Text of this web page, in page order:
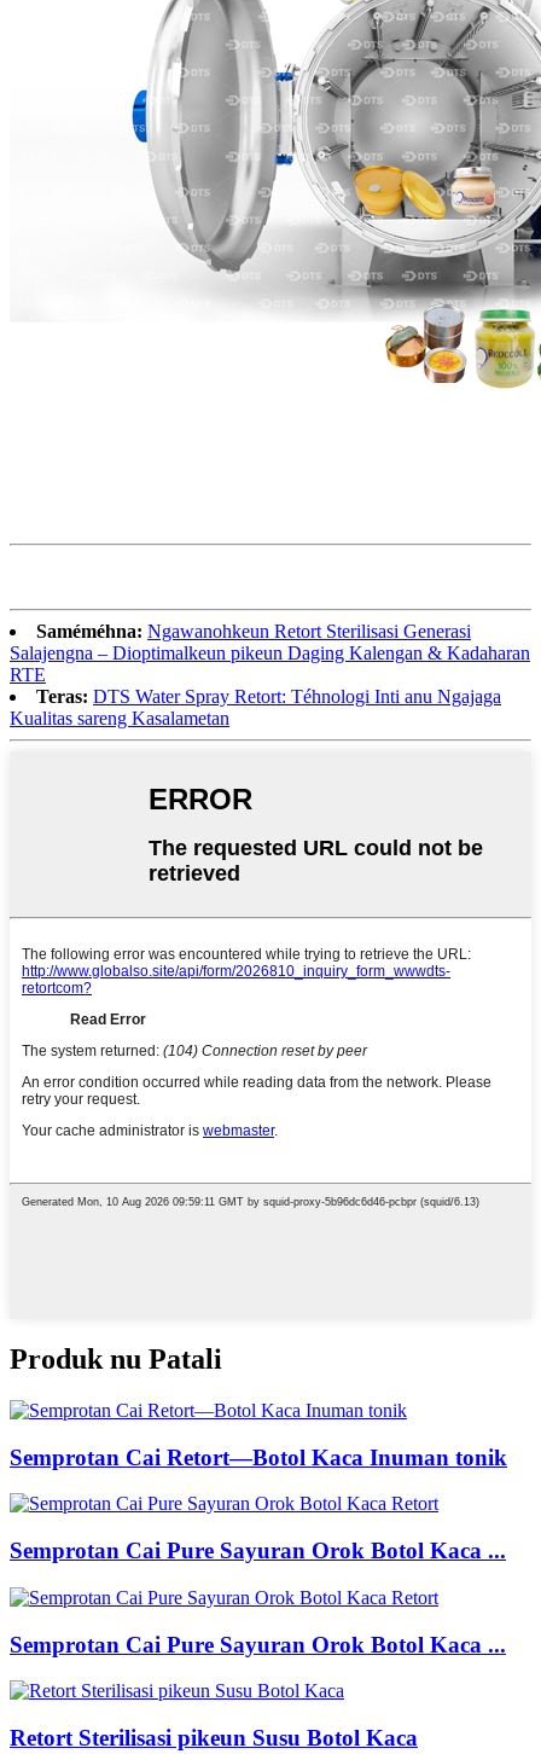
Saméméhna: Ngawanohkeun Retort Sterilisasi Generasi
Salajengna – Dioptimalkeun pikeun Daging Kalengan & Kadaharan
RTE
Teras: DTS Water Spray Retort: ​​Téhnologi Inti anu Ngajaga
Kualitas sareng Kasalametan
Produk nu Patali
Semprotan Cai Retort—Botol Kaca Inuman tonik
Semprotan Cai Pure Sayuran Orok Botol Kaca ...
Semprotan Cai Pure Sayuran Orok Botol Kaca ...
Retort Sterilisasi pikeun Susu Botol Kaca